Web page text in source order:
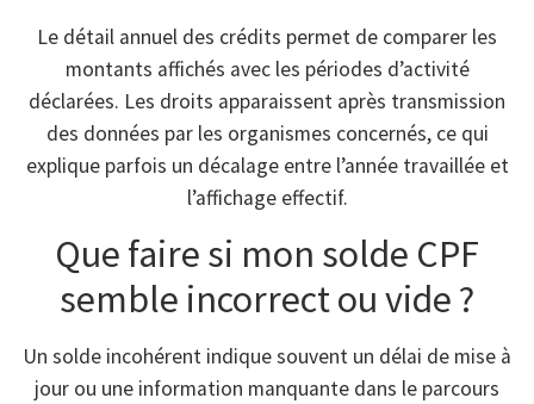
Le détail annuel des crédits permet de comparer les
montants affichés avec les périodes d’activité
déclarées. Les droits apparaissent après transmission
des données par les organismes concernés, ce qui
explique parfois un décalage entre l’année travaillée et
l’affichage effectif.
Que faire si mon solde CPF
semble incorrect ou vide ?
Un solde incohérent indique souvent un délai de mise à
jour ou une information manquante dans le parcours